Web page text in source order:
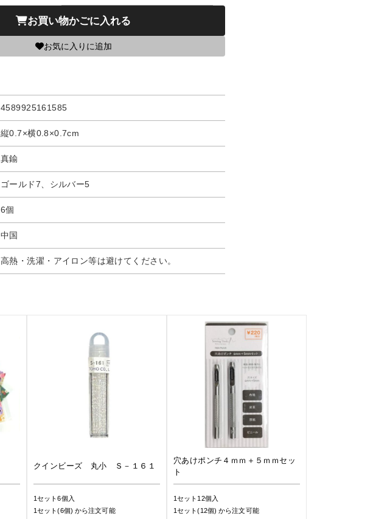
お買い物かごに入れる
お気に入りに追加
4589925161585
縦0.7×横0.8×0.7cm
真鍮
ゴールド7、シルバー5
6個
中国
高熱・洗濯・アイロン等は避けてください。
クインビーズ 丸小 Ｓ－１６１
1セット6個入
1セット(6個) から注文可能
穴あけポンチ４ｍｍ＋５ｍｍセッ
ト
1セット12個入
1セット(12個)から注文可能